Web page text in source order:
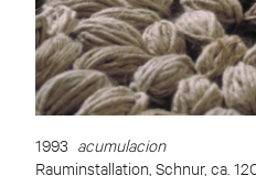
1993 acumulacion
Rauminstallation, Schnur, ca.